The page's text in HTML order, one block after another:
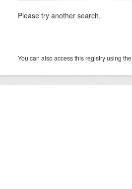
Please try another search.
You can also access this registry using the